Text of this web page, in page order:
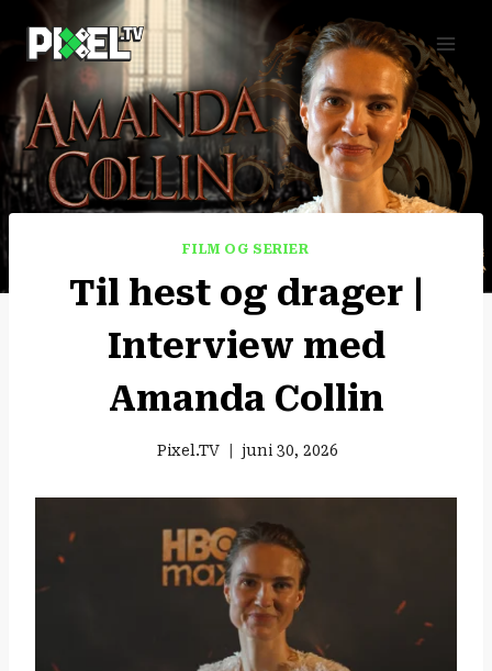
Fortsæt
til
indhold
FILM OG SERIER
Til hest og drager |
Interview med
Amanda Collin
Pixel.TV juni 30, 2026